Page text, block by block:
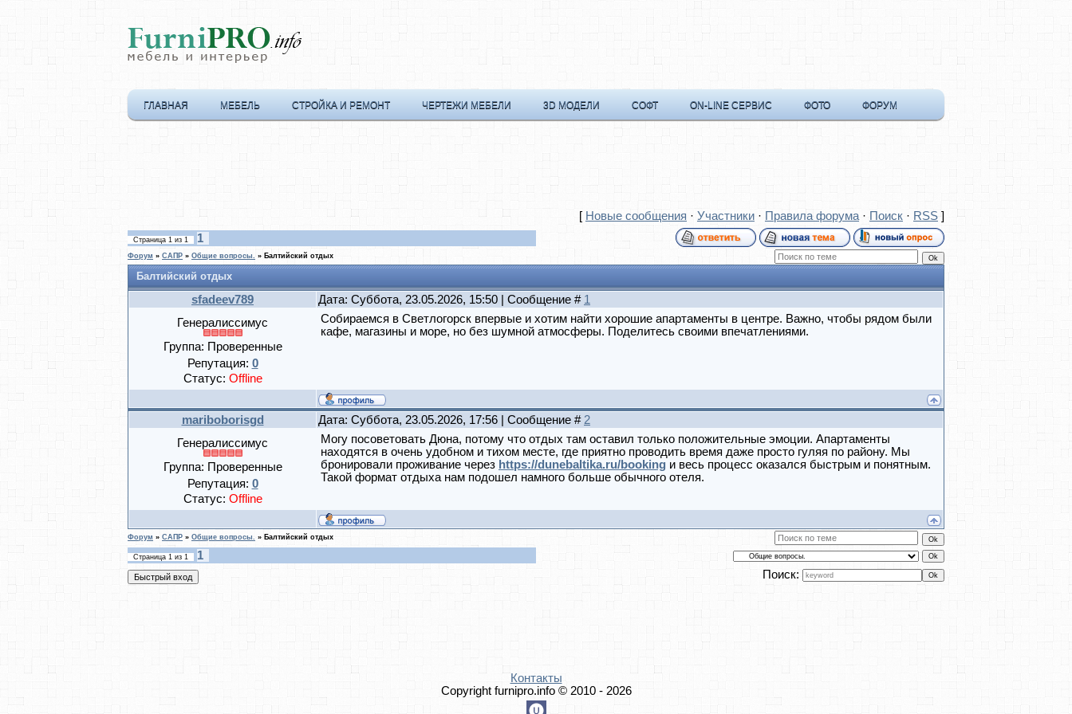
ГЛАВНАЯ МЕБЕЛЬ СТРОЙКА И РЕМОНТ ЧЕРТЕЖИ МЕБЕЛИ 3D МОДЕЛИ СОФТ ON-LINE СЕРВИС ФОТО ФОРУМ
[ Новые сообщения · Участники · Правила форума · Поиск · RSS]
Страница 1 из 1 1
Форум » САПР » Общие вопросы. » Балтийский отдых
Балтийский отдых
sfadeev789 Дата: Суббота, 23.05.2026, 15:50 | Сообщение # 1
Генералиссимус
Группа: Проверенные
Репутация: 0
Статус: Offline
Собираемся в Светлогорск впервые и хотим найти хорошие апартаменты в центре. Важно, чтобы рядом были
кафе, магазины и море, но без шумной атмосферы. Поделитесь своими впечатлениями.
mariboborisgd Дата: Суббота, 23.05.2026, 17:56 | Сообщение # 2
Генералиссимус
Группа: Проверенные
Репутация: 0
Статус: Offline
Могу посоветовать Дюна, потому что отдых там оставил только положительные эмоции. Апартаменты
находятся в очень удобном и тихом месте, где приятно проводить время даже просто гуляя по району. Мы
бронировали проживание через https://dunebaltika.ru/booking и весь процесс оказался быстрым и понятным.
Такой формат отдыха нам подошел намного больше обычного отеля.
Форум » САПР » Общие вопросы. » Балтийский отдых
Страница 1 из 1
1
Поиск:
Контакты
Copyright furnipro.info © 2010 - 2026